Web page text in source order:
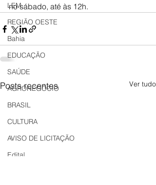
LEM
REGIÃO OESTE
Bahia
EDUCAÇÃO
SAÚDE
AGRONEGÓCIO
BRASIL
CULTURA
AVISO DE LICITAÇÃO
Edital
no sábado, até às 12h.
Posts recentes Ver tudo